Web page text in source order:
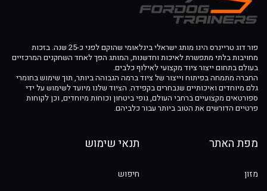
פור דוג טריינרס הינו מותג ישראלי בינלאומי שהוקם לפני כ-25 שנה. בזכות
מחויבות בלתי מתפשרת לאיכות וחדשנות, המותג הפך לאחד השחקנים המרכזיים
בעולם בתחום ייצור ציוד מקצועי לאילוף כלבים.
החברה מתמחה בפיתוח וייצור של ציוד ברמה הגבוהה ביותר, תוך שימוש בחומרי
גלם מיוחדים ואיכותיים שנבחרים בקפידה. הציוד שלנו מיועד לשימוש על ידי
ספורטאים מקצועיים ברחבי העולם, גופי ביטחון וכוחות מיוחדים, וכן לקוחות
פרטיים הדורשים את הטוב ביותר עבור כלביהם.
מפת האתר
מזון
תנאי שימוש
חיפוש